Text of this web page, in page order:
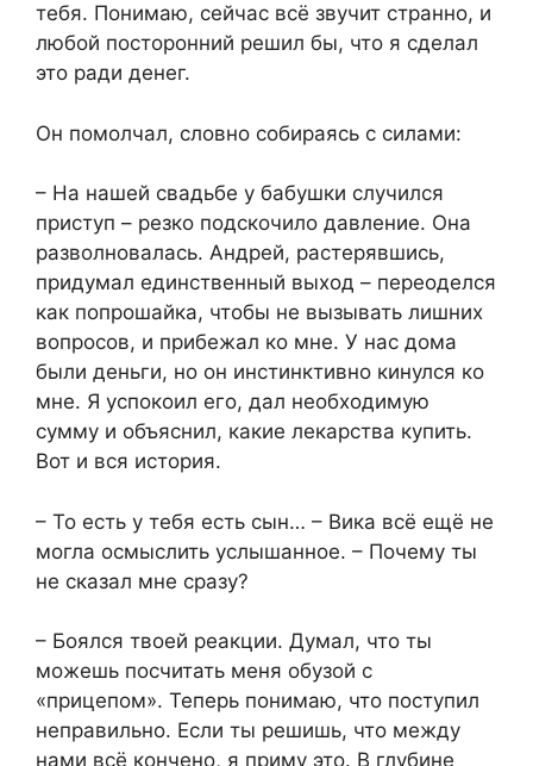
тебя. Понимаю, сейчас всё звучит странно, и
любой посторонний решил бы, что я сделал
это ради денег.
Он помолчал, словно собираясь с силами:
– На нашей свадьбе у бабушки случился
приступ – резко подскочило давление. Она
разволновалась. Андрей, растерявшись,
придумал единственный выход – переоделся
как попрошайка, чтобы не вызывать лишних
вопросов, и прибежал ко мне. У нас дома
были деньги, но он инстинктивно кинулся ко
мне. Я успокоил его, дал необходимую
сумму и объяснил, какие лекарства купить.
Вот и вся история.
– То есть у тебя есть сын… – Вика всё ещё не
могла осмыслить услышанное. – Почему ты
не сказал мне сразу?
– Боялся твоей реакции. Думал, что ты
можешь посчитать меня обузой с
«прицепом». Теперь понимаю, что поступил
неправильно. Если ты решишь, что между
нами всё кончено, я приму это. В глубине